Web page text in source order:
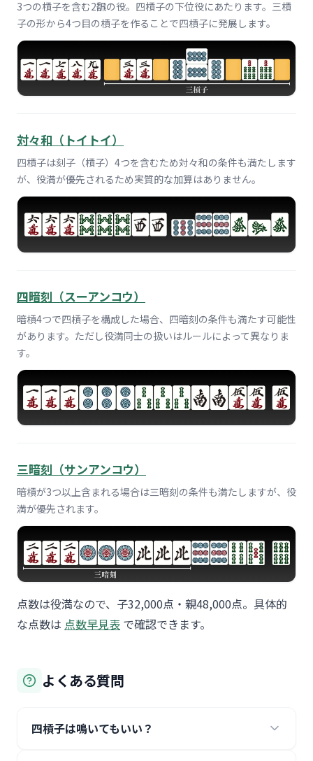
3つの槓子を含む2飜の役。四槓子の下位役にあたります。三槓
子の形から4つ目の槓子を作ることで四槓子に発展します。
対々和（トイトイ）
四槓子は刻子（槓子）4つを含むため対々和の条件も満たします
が、役満が優先されるため実質的な加算はありません。
四暗刻（スーアンコウ）
暗槓4つで四槓子を構成した場合、四暗刻の条件も満たす可能性
があります。ただし役満同士の扱いはルールによって異なりま
す。
三暗刻（サンアンコウ）
暗槓が3つ以上含まれる場合は三暗刻の条件も満たしますが、役
満が優先されます。
点数は役満なので、子32,000点・親48,000点。具体的
な点数は 点数早見表 で確認できます。
よくある質問
四槓子は鳴いてもいい？